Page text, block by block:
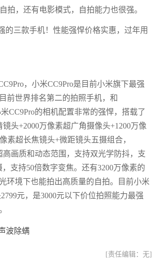
拍，还有电影模式，自拍能力也很强。
，小米CC9Pro是目前小米旗下最强
前世界排名第二的拍照手机，和
米CC9Pro的相机配置非常的强悍，搭载了
镜头+2000万像素超广角摄像头+1200万像
素超长焦镜头+微距镜头五摄组合，
高画质和动态范围，支持双光学防抖，支
，支持50倍数字变焦。还有3200万像素的
环境下也能拍出高质量的自拍。目前小米
元，是3000元以下价位拍照能力最强
波除螨
[责任编辑：无]